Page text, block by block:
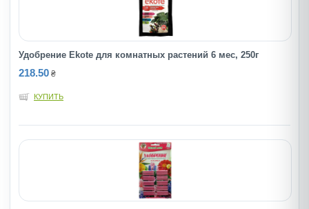
Удобрение Ekote для комнатных растений 6 мес, 250г
218.50 ₴
КУПИТЬ